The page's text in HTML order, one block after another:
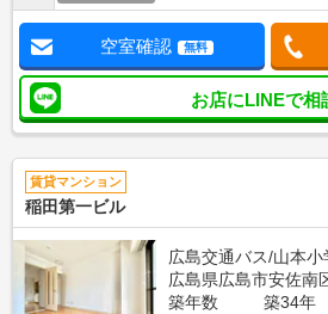
空室確認 無料
お店にLINEで相
賃貸マンション
稲田第一ビル
広島交通バス/山本
広島県広島市安佐南
築年数
築34年